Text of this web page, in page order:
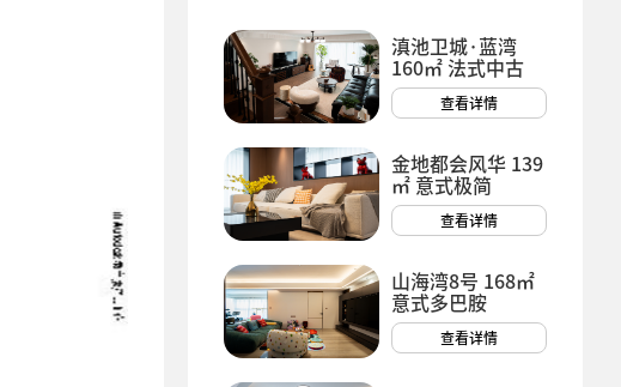
滇池卫城·蓝湾
160㎡ 法式中古
查看详情
金地都会风华 139
㎡ 意式极简
查看详情
山海湾8号 168㎡
意式多巴胺
查看详情